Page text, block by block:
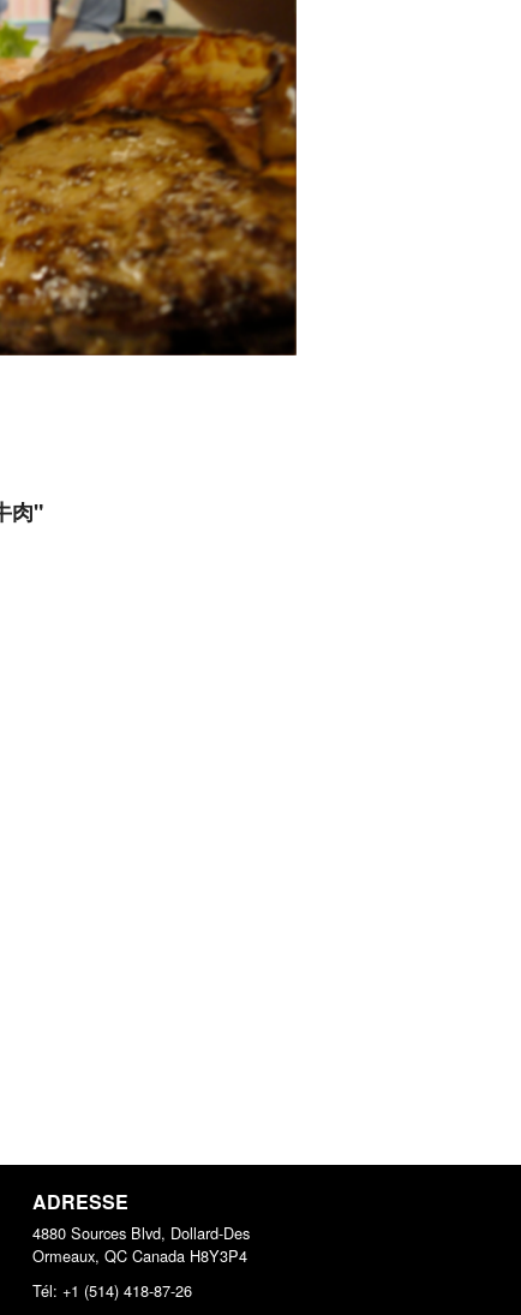
肉"
ADRESSE
4880 Sources Blvd, Dollard-Des
Ormeaux, QC Canada H8Y3P4
Tél: +1 (514) 418-87-26